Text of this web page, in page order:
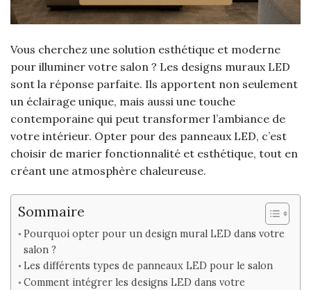
Vous cherchez une solution esthétique et moderne
pour illuminer votre salon ? Les designs muraux LED
sont la réponse parfaite. Ils apportent non seulement
un éclairage unique, mais aussi une touche
contemporaine qui peut transformer l’ambiance de
votre intérieur. Opter pour des panneaux LED, c’est
choisir de marier fonctionnalité et esthétique, tout en
créant une atmosphère chaleureuse.
Sommaire
Pourquoi opter pour un design mural LED dans votre
salon ?
Les différents types de panneaux LED pour le salon
Comment intégrer les designs LED dans votre